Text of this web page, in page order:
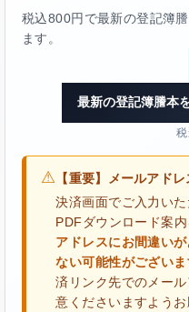
税込800円で最新の登記簿
ます。
最新の登記簿謄本
⚠ 【重要】メールアド
決済画面でご入力い
PDFダウンロード案
アドレスにお間違い
ない可能性がござい
済リンク先でのメー
意くださいますようお